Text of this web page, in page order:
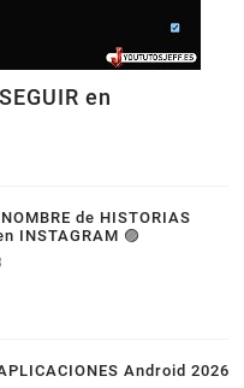
en
de HISTORIAS
INSTAGRAM 🟣
Android 2026